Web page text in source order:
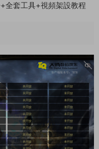
全套工具+視頻架設教程